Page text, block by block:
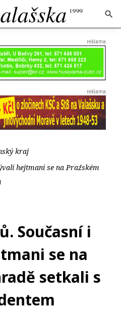
kraj
hejtmani se na Pražském
Současní i
se na
setkali s